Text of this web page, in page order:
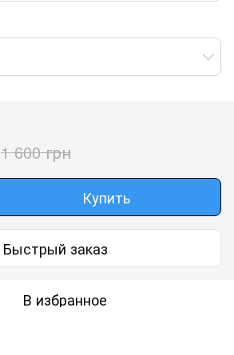
1 600 грн
Купить
Быстрый заказ
В избранное